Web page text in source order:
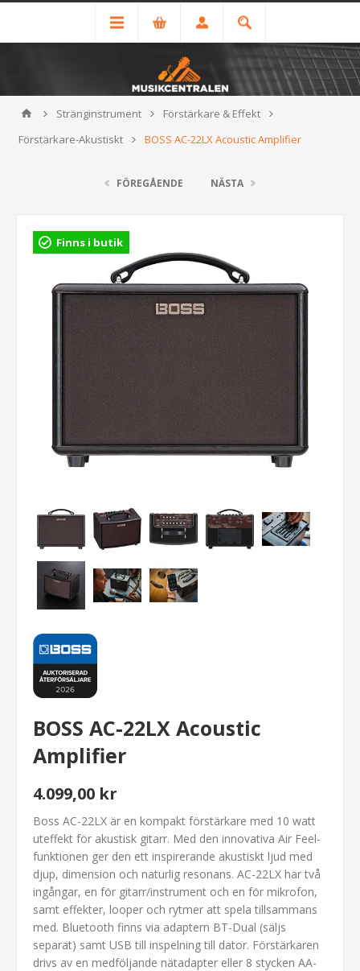
Stränginstrument
Förstärkare & Effekt
Förstärkare-Akustiskt
BOSS AC-22LX Acoustic Amplifier
FÖREGÅENDE NÄSTA
Finns i butik
BOSS AC-22LX Acoustic
Amplifier
4.099,00 kr
Boss AC-22LX är en kompakt förstärkare med 10 watt
uteffekt för akustisk gitarr. Med den innovativa Air Feel-
funktionen ger den ett inspirerande akustiskt ljud med
djup, dimension och naturlig resonans. AC-22LX har två
ingångar, en för gitarr/instrument och en för mikrofon,
samt effekter, looper och rytmer att spela tillsammans
med. Bluetooth finns via adaptern BT-Dual (säljs
separat) samt USB till inspelning till dator. Förstärkaren
drivs av en medföljande nätadapter eller 8 stycken AA-